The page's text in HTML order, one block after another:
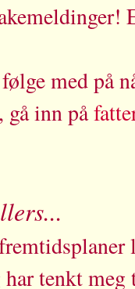
med på
gå inn på
har tenkt